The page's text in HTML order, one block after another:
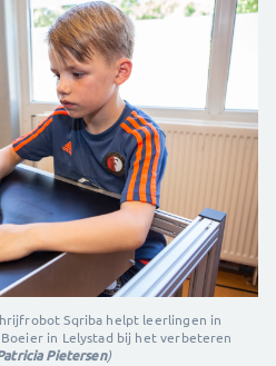
Sqriba helpt leerlingen in
in Lelystad bij het verbeteren
Pietersen)